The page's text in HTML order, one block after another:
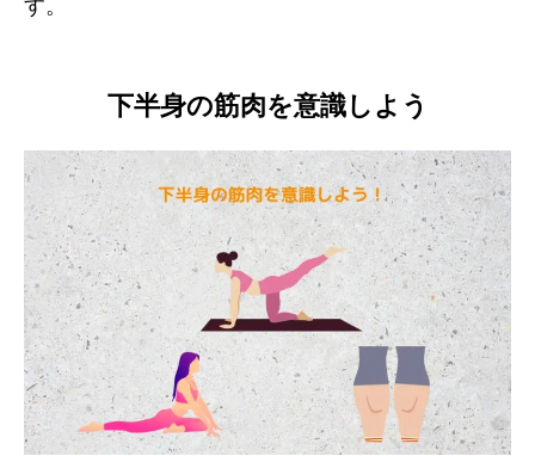
す。
下半身の筋肉を意識しよう